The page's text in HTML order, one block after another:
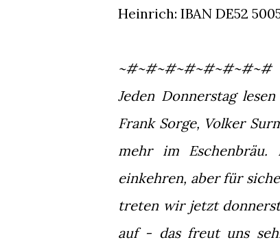
Heinrich: IBAN DE52
~#~#~#~#~#~#~#~#
Jeden Donnerstag
Frank Sorge, Volker
mehr im
einkehren, aber für
treten wir jetzt
auf - das freut uns